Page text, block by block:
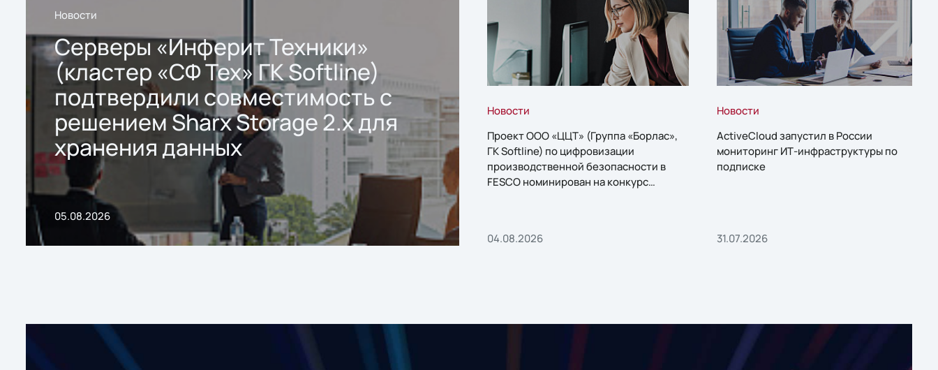
Новости
Серверы «Инферит Техники»
(кластер «СФ Тех» ГК Softline)
подтвердили совместимость с
решением Sharx Storage 2.x для
хранения данных
05.08.2026
Новости
Проект ООО «ЦЦТ» (Группа «Борлас»,
ГК Softline) по цифровизации
производственной безопасности в
FESCO номинирован на конкурс
04.08.2026
Новости
ActiveCloud запустил в России
мониторинг ИТ-инфраструктуры по
подписке
31.07.2026